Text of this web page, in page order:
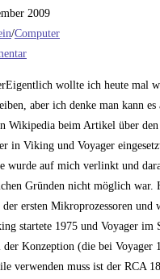
2009
/Computer
Eigentlich wollte ich heute mal
aber ich denke man kann
Wikipedia beim Artikel über den
er in Viking und Voyager
wurde auf mich verlinkt und
Gründen nicht möglich
ersten Mikroprozessoren und
startete 1975 und Voyager im
der Konzeption (die bei Voyager
verwenden muss ist der RCA